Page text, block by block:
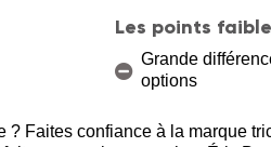
Les points
Grande
options
? Faites confiance à la marque